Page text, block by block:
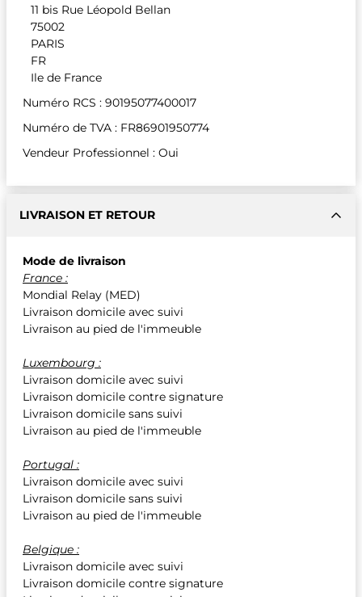
11 bis Rue Léopold Bellan
75002
PARIS
FR
Ile de France
Numéro RCS : 90195077400017
Numéro de TVA : FR86901950774
Vendeur Professionnel : Oui
LIVRAISON ET RETOUR
Mode de livraison
France :
Mondial Relay (MED)
Livraison domicile avec suivi
Livraison au pied de l'immeuble
Luxembourg :
Livraison domicile avec suivi
Livraison domicile contre signature
Livraison domicile sans suivi
Livraison au pied de l'immeuble
Portugal :
Livraison domicile avec suivi
Livraison domicile sans suivi
Livraison au pied de l'immeuble
Belgique :
Livraison domicile avec suivi
Livraison domicile contre signature